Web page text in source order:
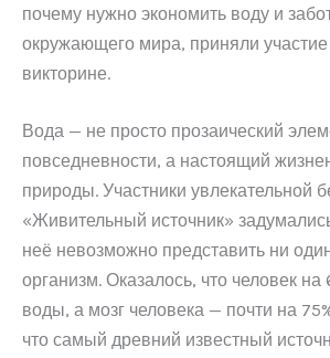
почему нужно экономить воду и
окружающего мира, приняли
викторине.
Вода — не просто прозаический
повседневности, а настоящий
природы. Участники увлекательной
«Живительный источник»
неё невозможно представить ни
организм. Оказалось, что человек на
воды, а мозг человека — почти на
что самый древний известный